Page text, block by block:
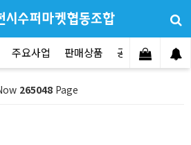
주요사업 판매상품 공지사항 문
265048 Page